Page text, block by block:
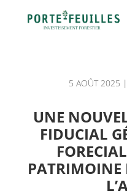
5 AOÛT 2025 |
UNE
FIDUCIAL
PATRIMOINE